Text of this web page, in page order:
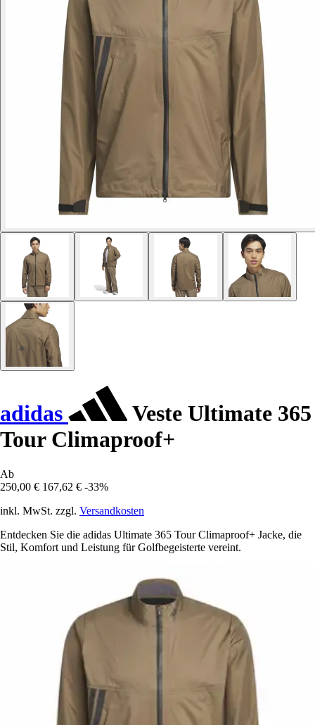
adidas
Veste Ultimate 365
Tour Climaproof+
Ab
250,00 € 167,62 € -33%
inkl. MwSt. zzgl. Versandkosten
Entdecken Sie die adidas Ultimate 365 Tour Climaproof+ Jacke, die
Stil, Komfort und Leistung für Golfbegeisterte vereint.